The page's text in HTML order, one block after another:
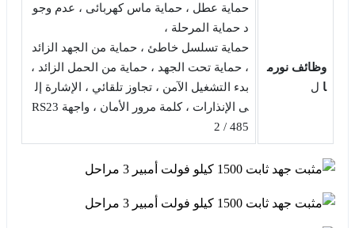
وظائف نورم
ا ل
حماية عطل ، حماية ماس كهربائى ، عدم وجو
د حماية المرحلة ،
حماية تسلسل خاطئ ، حماية من الجهد الزائد
، حماية تحت الجهد ، حماية من الحمل الزائد ،
بدء التشغيل الآمن ، تجاوز تلقائي ، الإشارة إل
ى الإنذارات ، كلمة مرور الأمان ، واجهة RS23
2 / 485